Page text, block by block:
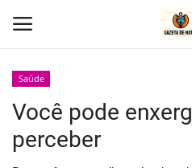
Home
Geral
Saúde
Você pode
perceber